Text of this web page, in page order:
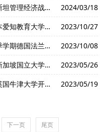
邮箱
学生邮箱
【国际交流】2024年秋季哈萨克斯坦管理经济战略研究院优师计划交换生项目报名通知
2024/03/18
【国际交流】关于申请2024年日本爱知教育大学交换生项目的通知
2023/10/27
【国际交流】关于申请2024年春季学期德国法兰克福金融与管理学院交换生项目的通知
2023/10/08
【境外研学】关于2023年暑期赴新加坡国立大学开展海外研修活动的通知
2023/05/26
【境外研学】关于2023年暑期赴英国牛津大学开展海外研修活动的通知
2023/05/19
下一页 尾页